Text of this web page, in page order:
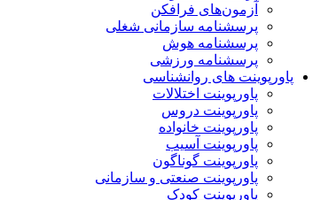
آزمون‌های فرافکن
پرسشنامه سازمانی شغلی
پرسشنامه هوش
پرسشنامه ورزشی
پاورپوینت های روانشناسی
پاورپوینت اختلالات
پاورپوینت دروس
پاورپوینت خانواده
پاورپوینت آسیب
پاورپوینت گوناگون
پاورپوینت صنعتی و سازمانی
پاورپوینت کودک